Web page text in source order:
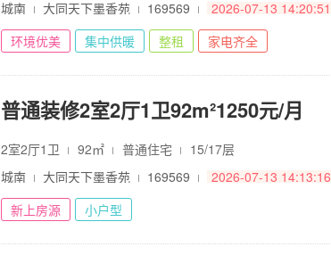
城南
大同天下墨香苑 169569
2026-07-13 14:20:51
环境优美
集中供暖 整租 家电齐全
普通装修2室2厅1卫92m²1250元/月
2室2厅1卫 92㎡ 普通住宅
15/17层
城南
大同天下墨香苑 169569
2026-07-13 14:13:16
新上房源
小户型